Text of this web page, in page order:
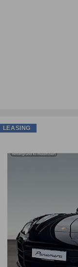
LEASING